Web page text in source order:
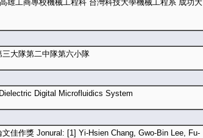
雄工商專校機械工程科 台灣科技大學機械工程系 成功大
大隊第二中隊第六小隊
Digital Microfluidics System
佳作獎 Jonural: [1] Yi-Hsien Chang, Gwo-Bin Lee, Fu-